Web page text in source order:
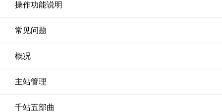
操作功能说明
常见问题
概况
主站管理
千站五部曲